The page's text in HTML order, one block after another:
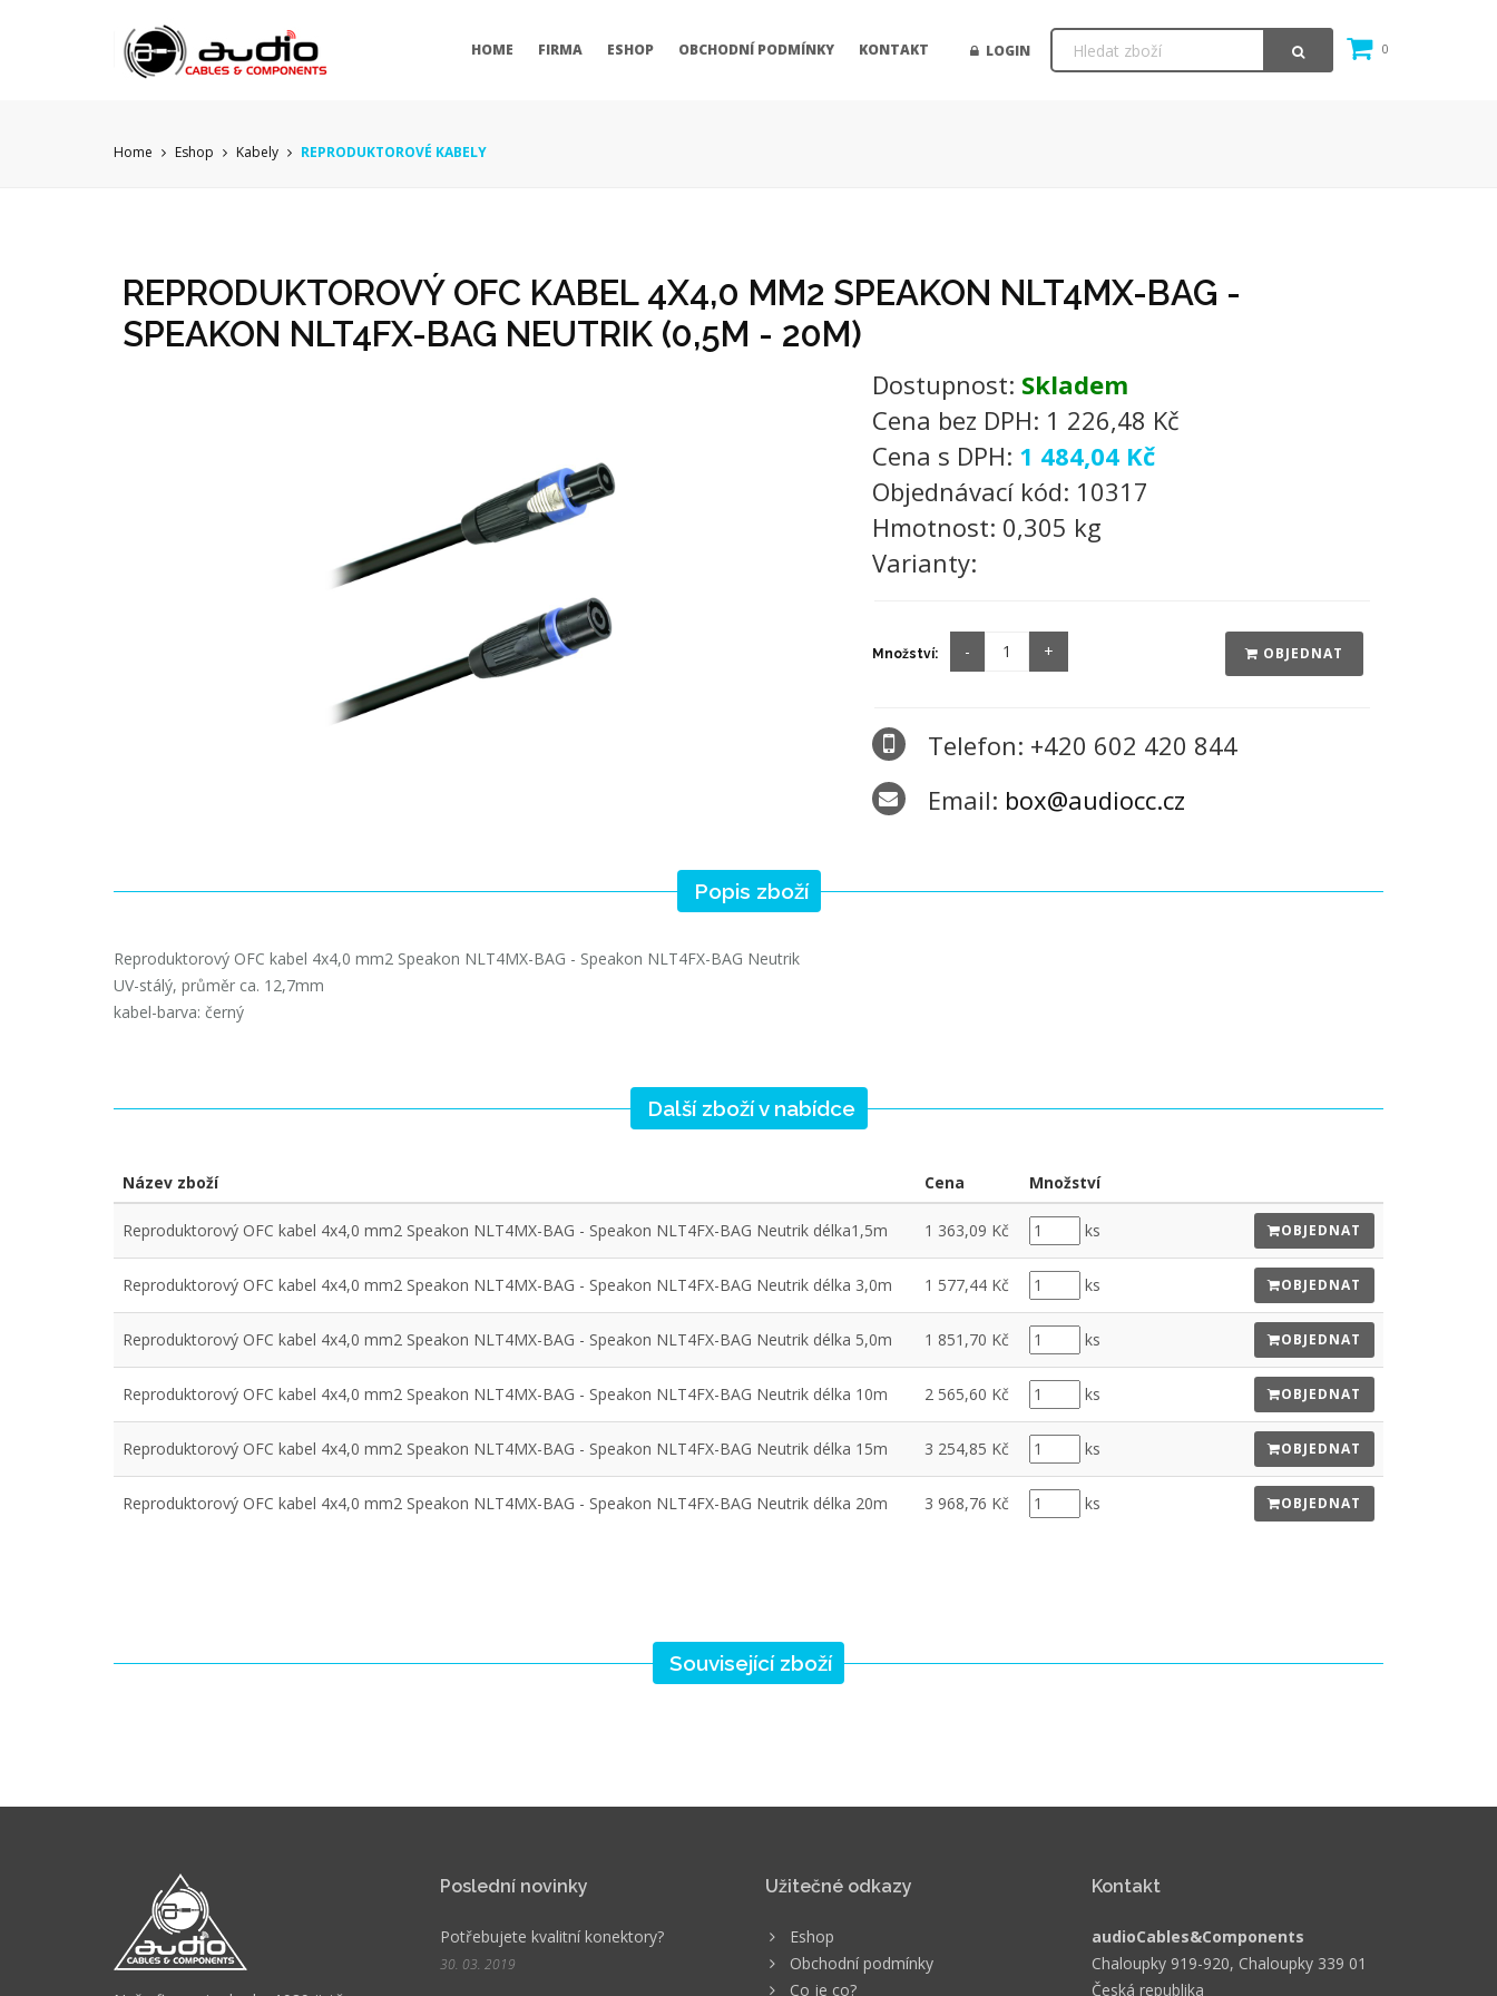
0
LOGIN
HOME FIRMA ESHOP OBCHODNÍ PODMÍNKY KONTAKT
Home Eshop Kabely REPRODUKTOROVÉ KABELY
REPRODUKTOROVÝ OFC KABEL 4X4,0 MM2 SPEAKON NLT4MX-BAG -
SPEAKON NLT4FX-BAG NEUTRIK (0,5M - 20M)
Dostupnost: Skladem
Cena bez DPH: 1 226,48 Kč
Cena s DPH: 1 484,04 Kč
Objednávací kód: 10317
Hmotnost: 0,305 kg
Varianty:
Množství: OBJEDNAT
Telefon: +420 602 420 844
Email: box@audiocc.cz
Popis zboží
Reproduktorový OFC kabel 4x4,0 mm2 Speakon NLT4MX-BAG - Speakon NLT4FX-BAG Neutrik
UV-stálý, průměr ca. 12,7mm
kabel-barva: černý
Další zboží v nabídce
Název zboží Cena Množství
Reproduktorový OFC kabel 4x4,0 mm2 Speakon NLT4MX-BAG - Speakon NLT4FX-BAG Neutrik délka1,5m 1 363,09 Kč ks OBJEDNAT
Reproduktorový OFC kabel 4x4,0 mm2 Speakon NLT4MX-BAG - Speakon NLT4FX-BAG Neutrik délka 3,0m 1 577,44 Kč ks OBJEDNAT
Reproduktorový OFC kabel 4x4,0 mm2 Speakon NLT4MX-BAG - Speakon NLT4FX-BAG Neutrik délka 5,0m 1 851,70 Kč ks OBJEDNAT
Reproduktorový OFC kabel 4x4,0 mm2 Speakon NLT4MX-BAG - Speakon NLT4FX-BAG Neutrik délka 10m 2 565,60 Kč ks OBJEDNAT
Reproduktorový OFC kabel 4x4,0 mm2 Speakon NLT4MX-BAG - Speakon NLT4FX-BAG Neutrik délka 15m 3 254,85 Kč ks OBJEDNAT
Reproduktorový OFC kabel 4x4,0 mm2 Speakon NLT4MX-BAG - Speakon NLT4FX-BAG Neutrik délka 20m 3 968,76 Kč ks OBJEDNAT
Související zboží
Poslední novinky
Potřebujete kvalitní konektory?
30. 03. 2019
Užitečné odkazy
Eshop
Obchodní podmínky
Co je co?
Kontakt
audioCables&Components
Chaloupky 919-920, Chaloupky 339 01
Česká republika